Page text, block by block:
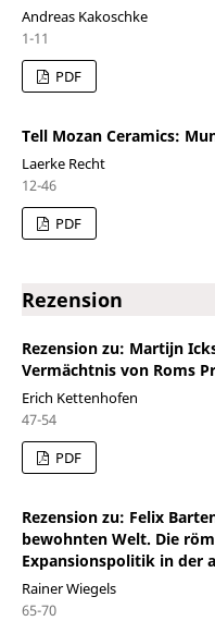
Andreas Kakoschke
1-11
PDF
Tell Mozan Ceramics:
Laerke Recht
12-46
PDF
Rezension
Rezension zu: Martijn
Vermächtnis von Roms
Erich Kettenhofen
47-54
PDF
Rezension zu: Felix
bewohnten Welt. Die
Expansionspolitik in der
Rainer Wiegels
65-70